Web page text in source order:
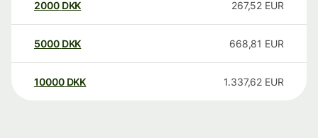
2000 DKK 267,52 EUR
5000 DKK 668,81 EUR
10000 DKK 1.337,62 EUR